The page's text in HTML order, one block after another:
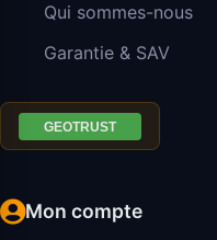
Qui sommes-nous
Garantie & SAV
Mon compte